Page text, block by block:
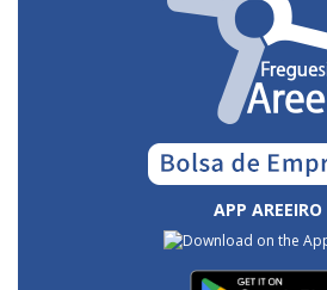
APP AREEIRO